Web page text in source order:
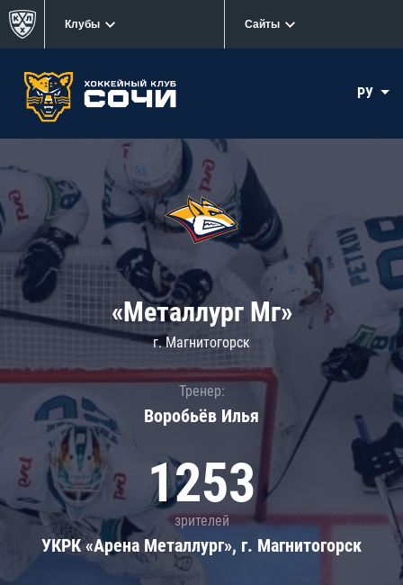
Клубы Сайты
РУ
«Металлург Мг»
г. Магнитогорск
Тренер:
Воробьёв Илья
1253
зрителей
УКРК «Арена Металлург», г. Магнитогорск